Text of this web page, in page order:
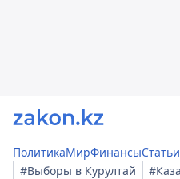
ПолитикаМирФинансыСтатьи
#Выборы в Курултай